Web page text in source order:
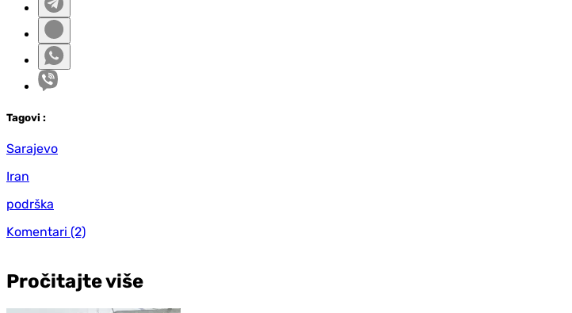
Tagovi :
Sarajevo
Iran
podrška
Komentari (2)
Pročitajte više